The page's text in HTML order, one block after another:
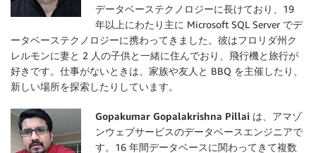
データベーステクノロジーに長けており、19
年以上にわたり主に Microsoft SQL Server でデ
ータベーステクノロジーに携わってきました。彼はフロリダ州ク
レルモンに妻と 2 人の子供と一緒に住んでおり、飛行機と旅行が
好きです。仕事がないときは、家族や友人と BBQ を主催したり、
新しい場所を探索したりしています。
Gopakumar Gopalakrishna Pillai は、アマゾ
ンウェブサービスのデータベースエンジニアで
す。16 年間データベースに関わってきて複数